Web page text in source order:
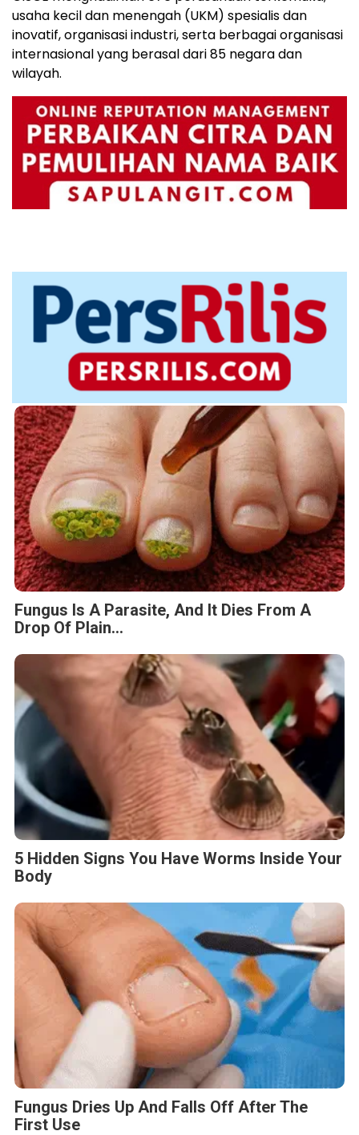
usaha kecil dan menengah (UKM) spesialis dan
inovatif, organisasi industri, serta berbagai organisasi
internasional yang berasal dari 85 negara dan
wilayah.
Fungus Is A Parasite, And It Dies From A
Drop Of Plain...
5 Hidden Signs You Have Worms Inside Your
Body
Fungus Dries Up And Falls Off After The
First Use